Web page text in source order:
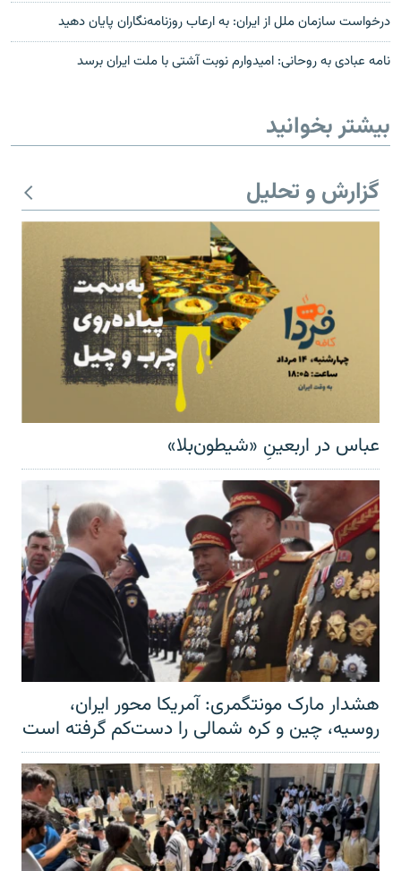
درخواست سازمان ملل از ایران: به ارعاب روزنامه‌نگاران پایان دهید
نامه عبادی به روحانی: امیدوارم نوبت آشتی با ملت ایران برسد
بیشتر بخوانید
گزارش و تحلیل
عباس در اربعینِ «شیطون‌بلا»
هشدار مارک مونتگمری: آمریکا محور ایران،
روسیه، چین و کره شمالی را دست‌کم گرفته است